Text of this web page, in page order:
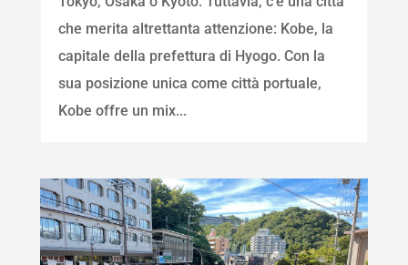
che merita altrettanta attenzione: Kobe, la
capitale della prefettura di Hyogo. Con la
sua posizione unica come città portuale,
Kobe offre un mix...